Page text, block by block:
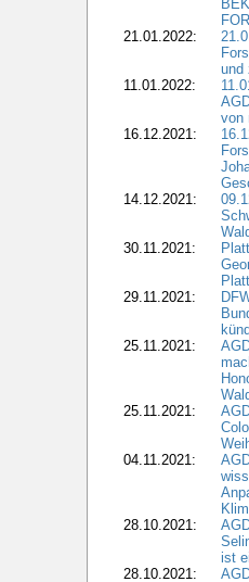
21.01.2022:
und
11.01.2022:
von
16.12.2021:
14.12.2021:
30.11.2021:
29.11.2021:
25.11.2021:
25.11.2021:
04.11.2021:
28.10.2021:
ist
28.10.2021: